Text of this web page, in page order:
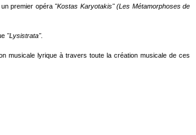
premier opéra"Kostas Karyotakis" (Les Métamorphoses de
"Lysistrata".
musicale lyrique à travers toute la création musicale de ces